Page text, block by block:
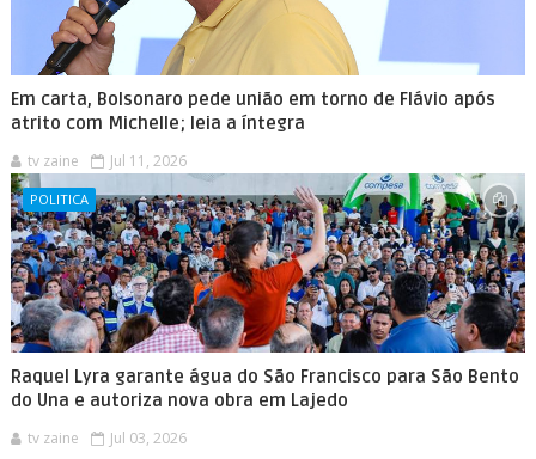
Em carta, Bolsonaro pede união em torno de Flávio após
atrito com Michelle; leia a íntegra
tv zaine Jul 11, 2026
POLITICA
Raquel Lyra garante água do São Francisco para São Bento
do Una e autoriza nova obra em Lajedo
tv zaine Jul 03, 2026